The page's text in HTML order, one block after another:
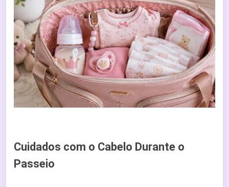
Cuidados com o Cabelo Durante o
Passeio